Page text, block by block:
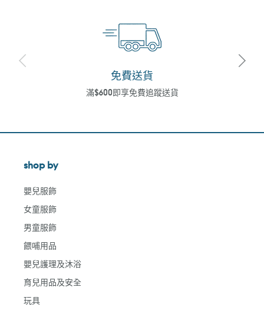
免費送貨
滿$600即享免費追蹤送貨
shop by
嬰兒服飾
女童服飾
男童服飾
餵哺用品
嬰兒護理及沐浴
育兒用品及安全
玩具